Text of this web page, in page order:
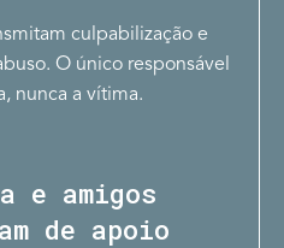
culpabilização e
O único responsável
nunca a vítima.
e amigos
de apoio